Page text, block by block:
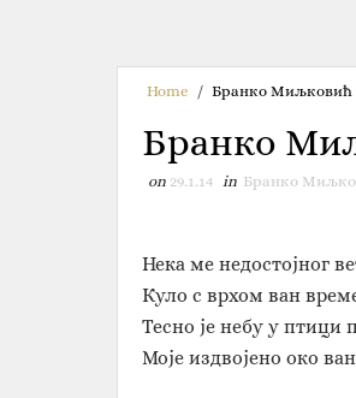
Home / Бранко Миљковић
Бранко
on 29.1.14 in Бранко
Нека ме недостојног
Куло с врхом ван
Тесно је небу у
Моје издвојено око